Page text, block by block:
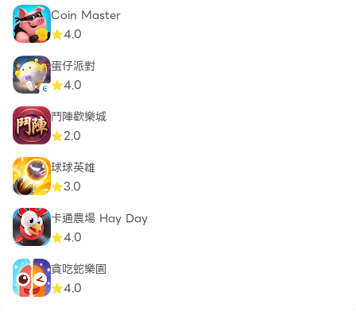
Coin Master
4.0
蛋仔派對
4.0
鬥陣歡樂城
2.0
球球英雄
3.0
卡通農場 Hay Day
4.0
貪吃蛇樂園
4.0